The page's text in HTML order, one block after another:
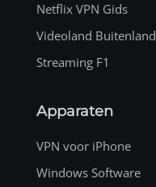
Netflix VPN Gids
Videoland Buitenland
Streaming F1
Apparaten
VPN voor iPhone
Windows Software